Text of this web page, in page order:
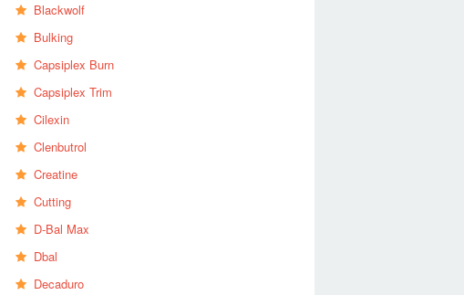
Blackwolf
Bulking
Capsiplex Burn
Capsiplex Trim
Cilexin
Clenbutrol
Creatine
Cutting
D-Bal Max
Dbal
Decaduro